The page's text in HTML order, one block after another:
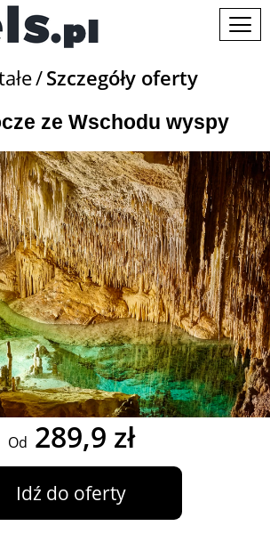
Szczegóły oferty
ze Wschodu wyspy
Od 289,9 zł
Idź do oferty